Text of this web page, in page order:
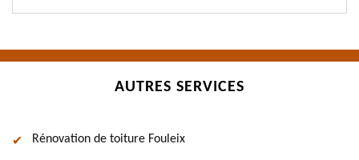
AUTRES SERVICES
Rénovation de toiture Fouleix